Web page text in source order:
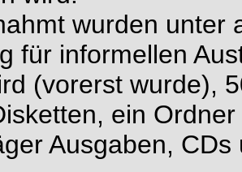
wurden unter
für informellen
(vorerst wurde),
ein
Ausgaben, CDs